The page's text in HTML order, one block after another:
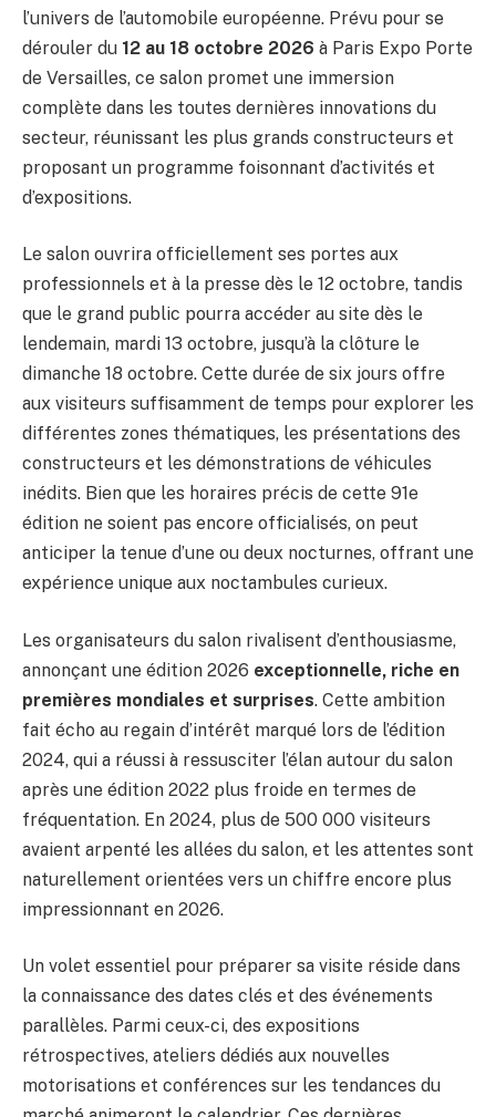
l’univers de l’automobile européenne. Prévu pour se
dérouler du 12 au 18 octobre 2026 à Paris Expo Porte
de Versailles, ce salon promet une immersion
complète dans les toutes dernières innovations du
secteur, réunissant les plus grands constructeurs et
proposant un programme foisonnant d’activités et
d’expositions.
Le salon ouvrira officiellement ses portes aux
professionnels et à la presse dès le 12 octobre, tandis
que le grand public pourra accéder au site dès le
lendemain, mardi 13 octobre, jusqu’à la clôture le
dimanche 18 octobre. Cette durée de six jours offre
aux visiteurs suffisamment de temps pour explorer les
différentes zones thématiques, les présentations des
constructeurs et les démonstrations de véhicules
inédits. Bien que les horaires précis de cette 91e
édition ne soient pas encore officialisés, on peut
anticiper la tenue d’une ou deux nocturnes, offrant une
expérience unique aux noctambules curieux.
Les organisateurs du salon rivalisent d’enthousiasme,
annonçant une édition 2026 exceptionnelle, riche en
premières mondiales et surprises. Cette ambition
fait écho au regain d’intérêt marqué lors de l’édition
2024, qui a réussi à ressusciter l’élan autour du salon
après une édition 2022 plus froide en termes de
fréquentation. En 2024, plus de 500 000 visiteurs
avaient arpenté les allées du salon, et les attentes sont
naturellement orientées vers un chiffre encore plus
impressionnant en 2026.
Un volet essentiel pour préparer sa visite réside dans
la connaissance des dates clés et des événements
parallèles. Parmi ceux-ci, des expositions
rétrospectives, ateliers dédiés aux nouvelles
motorisations et conférences sur les tendances du